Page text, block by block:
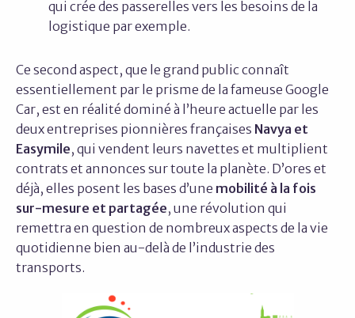
qui crée des passerelles vers les besoins de la
logistique par exemple.
Ce second aspect, que le grand public connaît
essentiellement par le prisme de la fameuse Google
Car, est en réalité dominé à l’heure actuelle par les
deux entreprises pionnières françaises Navya et
Easymile, qui vendent leurs navettes et multiplient
contrats et annonces sur toute la planète. D’ores et
déjà, elles posent les bases d’une mobilité à la fois
sur-mesure et partagée, une révolution qui
remettra en question de nombreux aspects de la vie
quotidienne bien au-delà de l’industrie des
transports.